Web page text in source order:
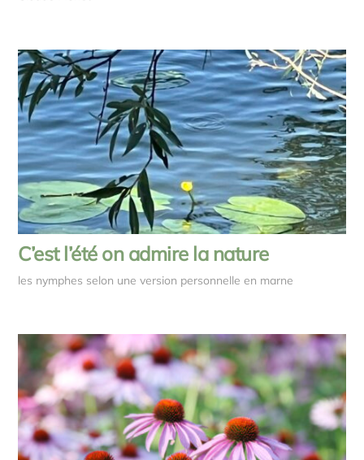
C’est l’été on admire la nature
les nymphes selon une version personnelle en marne